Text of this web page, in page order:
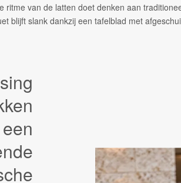
ritme van de latten doet denken aan
blijft slank dankzij een tafelblad met